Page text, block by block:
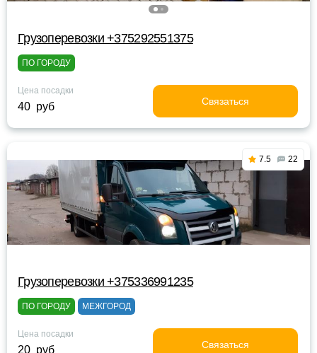
Грузоперевозки +375292551375
ПО ГОРОДУ
Цена посадки
40 руб Связаться
7.5 22
Грузоперевозки +375336991235
ПО ГОРОДУ МЕЖГОРОД
Цена посадки
20 руб Связаться